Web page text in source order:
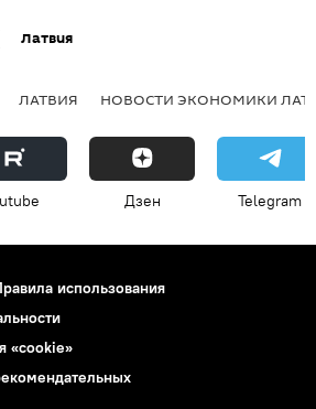
Латвия
ЛАТВИЯ НОВОСТИ ЭКОНОМИКИ
Дзен Telegram
использования
«cookie»